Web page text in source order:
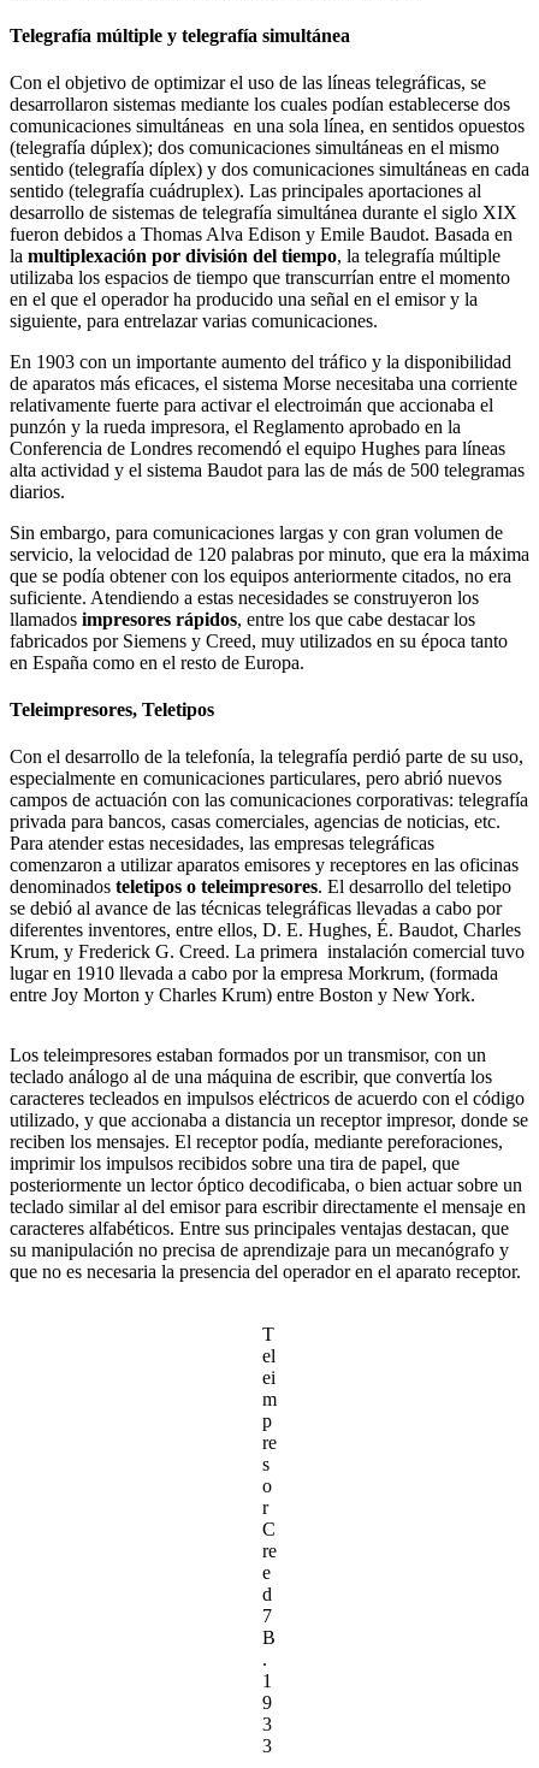
Telegrafía múltiple y telegrafía simultánea
Con el objetivo de optimizar el uso de las líneas telegráficas, se
desarrollaron sistemas mediante los cuales podían establecerse dos
comunicaciones simultáneas en una sola línea, en sentidos opuestos
(telegrafía dúplex); dos comunicaciones simultáneas en el mismo
sentido (telegrafía díplex) y dos comunicaciones simultáneas en cada
sentido (telegrafía cuádruplex). Las principales aportaciones al
desarrollo de sistemas de telegrafía simultánea durante el siglo XIX
fueron debidos a Thomas Alva Edison y Emile Baudot. Basada en
la multiplexación por división del tiempo, la telegrafía múltiple
utilizaba los espacios de tiempo que transcurrían entre el momento
en el que el operador ha producido una señal en el emisor y la
siguiente, para entrelazar varias comunicaciones.
En 1903 con un importante aumento del tráfico y la disponibilidad
de aparatos más eficaces, el sistema Morse necesitaba una corriente
relativamente fuerte para activar el electroimán que accionaba el
punzón y la rueda impresora, el Reglamento aprobado en la
Conferencia de Londres recomendó el equipo Hughes para líneas
alta actividad y el sistema Baudot para las de más de 500 telegramas
diarios.
Sin embargo, para comunicaciones largas y con gran volumen de
servicio, la velocidad de 120 palabras por minuto, que era la máxima
que se podía obtener con los equipos anteriormente citados, no era
suficiente. Atendiendo a estas necesidades se construyeron los
llamados impresores rápidos, entre los que cabe destacar los
fabricados por Siemens y Creed, muy utilizados en su época tanto
en España como en el resto de Europa.
Teleimpresores, Teletipos
Con el desarrollo de la telefonía, la telegrafía perdió parte de su uso,
especialmente en comunicaciones particulares, pero abrió nuevos
campos de actuación con las comunicaciones corporativas: telegrafía
privada para bancos, casas comerciales, agencias de noticias, etc.
Para atender estas necesidades, las empresas telegráficas
comenzaron a utilizar aparatos emisores y receptores en las oficinas
denominados teletipos o teleimpresores. El desarrollo del teletipo
se debió al avance de las técnicas telegráficas llevadas a cabo por
diferentes inventores, entre ellos, D. E. Hughes, É. Baudot, Charles
Krum, y Frederick G. Creed. La primera instalación comercial tuvo
lugar en 1910 llevada a cabo por la empresa Morkrum, (formada
entre Joy Morton y Charles Krum) entre Boston y New York.
Los teleimpresores estaban formados por un transmisor, con un
teclado análogo al de una máquina de escribir, que convertía los
caracteres tecleados en impulsos eléctricos de acuerdo con el código
utilizado, y que accionaba a distancia un receptor impresor, donde se
reciben los mensajes. El receptor podía, mediante pereforaciones,
imprimir los impulsos recibidos sobre una tira de papel, que
posteriormente un lector óptico decodificaba, o bien actuar sobre un
teclado similar al del emisor para escribir directamente el mensaje en
caracteres alfabéticos. Entre sus principales ventajas destacan, que
su manipulación no precisa de aprendizaje para un mecanógrafo y
que no es necesaria la presencia del operador en el aparato receptor.
T
el
ei
m
p
re
s
o
r
C
re
e
d
7
B
.
1
9
3
3